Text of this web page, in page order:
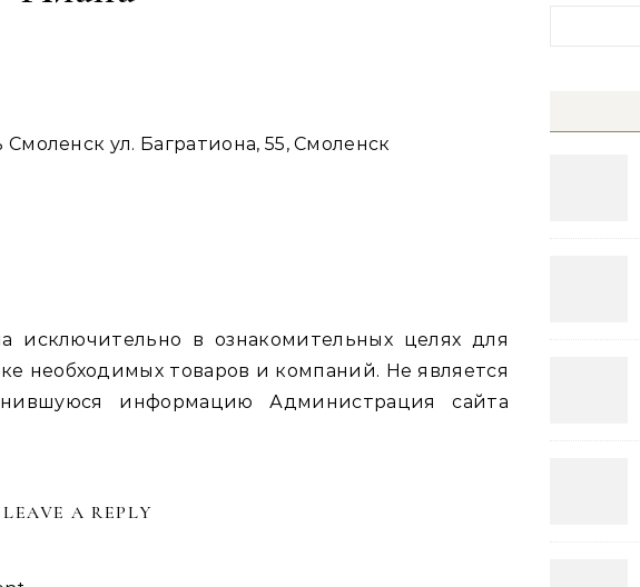
ул. Багратиона, 55, Смоленск
исключительно в ознакомительных целях для
необходимых товаров и компаний. Не является
информацию Администрация сайта
LEAVE A REPLY